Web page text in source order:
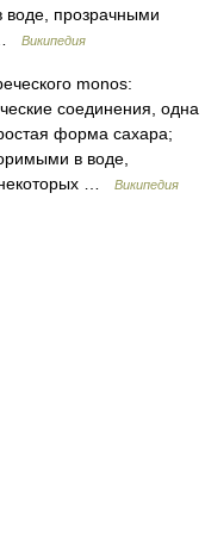
прозрачными
Википедия
monos:
соединения, одна
форма сахара;
в воде,
…
Википедия